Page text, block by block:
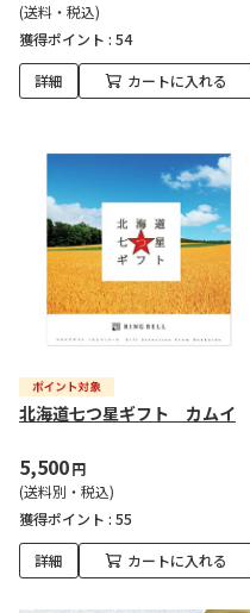
(送料・税込)
獲得ポイント : 54
詳細 カートに入れる
北海道七つ星ギフト カムイ
5,500円
(送料別・税込)
獲得ポイント : 55
詳細 カートに入れる